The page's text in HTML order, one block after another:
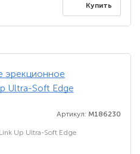
Купить
Артикул: M186230
Up Ultra-Soft Edge